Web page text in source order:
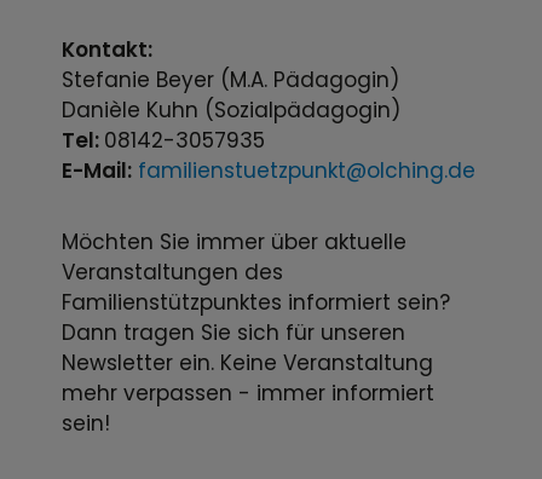
Kontakt:
Stefanie Beyer (M.A. Pädagogin)
Danièle Kuhn (Sozialpädagogin)
Tel: 08142-3057935
E-Mail: familienstuetzpunkt@olching.de
Möchten Sie immer über aktuelle
Veranstaltungen des
Familienstützpunktes informiert sein?
Dann tragen Sie sich für unseren
Newsletter ein. Keine Veranstaltung
mehr verpassen - immer informiert
sein!